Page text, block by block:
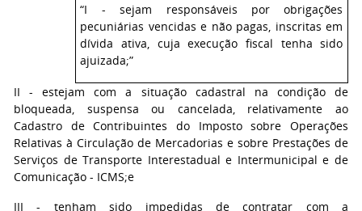
“I - sejam responsáveis por obrigações
pecuniárias vencidas e não pagas, inscritas em
dívida ativa, cuja execução fiscal tenha sido
ajuizada;”
II - estejam com a situação cadastral na condição de
bloqueada, suspensa ou cancelada, relativamente ao
Cadastro de Contribuintes do Imposto sobre Operações
Relativas à Circulação de Mercadorias e sobre Prestações de
Serviços de Transporte Interestadual e Intermunicipal e de
Comunicação - ICMS;e
III - tenham sido impedidas de contratar com a